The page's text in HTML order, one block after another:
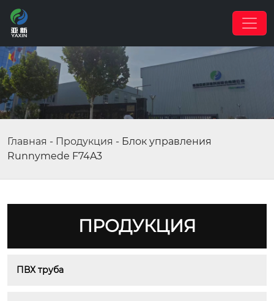
Главная - Продукция - Блок управления
Runnymede F74A3
ПРОДУКЦИЯ
ПВХ труба